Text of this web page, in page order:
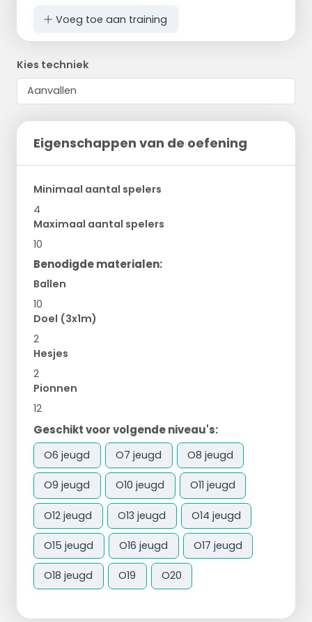
Voeg toe aan training
Kies techniek
Eigenschappen van de oefening
Minimaal aantal spelers
4
Maximaal aantal spelers
10
Benodigde materialen:
Ballen
10
Doel (3x1m)
2
Hesjes
2
Pionnen
12
Geschikt voor volgende niveau's:
O6 jeugd O7 jeugd O8 jeugd
O9 jeugd O10 jeugd O11 jeugd
O12 jeugd O13 jeugd O14 jeugd
O15 jeugd O16 jeugd O17 jeugd
O18 jeugd O19 O20